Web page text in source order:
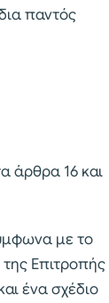
παντός
άρθρα 16 και
με το
Επιτροπής
ένα σχέδιο